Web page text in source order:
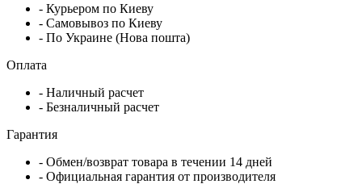
- Курьером по Киеву
- Самовывоз по Киеву
- По Украине (Нова пошта)
Оплата
- Наличный расчет
- Безналичный расчет
Гарантия
- Обмен/возврат товара в течении 14 дней
- Официальная гарантия от производителя